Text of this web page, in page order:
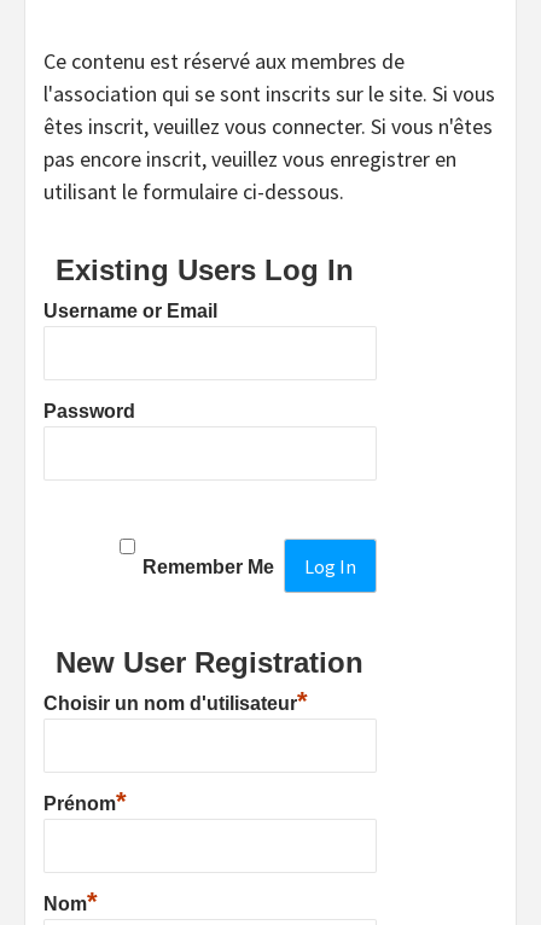
Ce contenu est réservé aux membres de
l'association qui se sont inscrits sur le site. Si vous
êtes inscrit, veuillez vous connecter. Si vous n'êtes
pas encore inscrit, veuillez vous enregistrer en
utilisant le formulaire ci-dessous.
Existing Users Log In
Username or Email
Password
Remember Me
New User Registration
Choisir un nom d'utilisateur*
Prénom*
Nom*